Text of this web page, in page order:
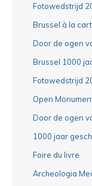
Fotowedstrijd
Brussel à la
Door de ogen
Brussel 1000
Fotowedstrijd
Open
Door de ogen
1000 jaar
Foire du livre
Archeologia